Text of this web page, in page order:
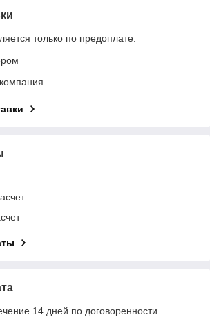
только по предоплате.
14 дней по договоренности